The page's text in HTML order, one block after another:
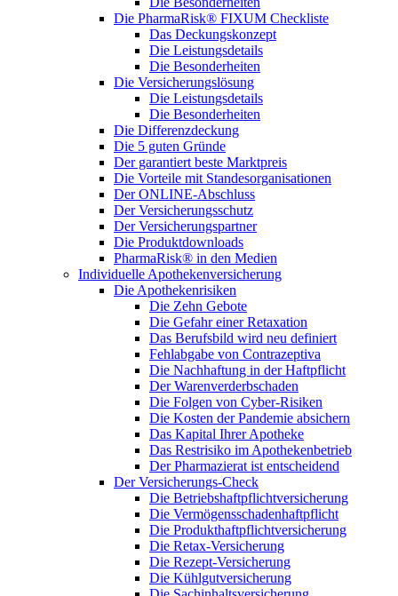
Die PharmaRisk® FIXUM Checkliste
Das Deckungskonzept
Die Leistungsdetails
Die Besonderheiten
Die Versicherungslösung
Die Leistungsdetails
Die Besonderheiten
Die Differenzdeckung
Die 5 guten Gründe
Der garantiert beste Marktpreis
Die Vorteile mit Standesorganisationen
Der ONLINE-Abschluss
Der Versicherungsschutz
Der Versicherungspartner
Die Produktdownloads
PharmaRisk® in den Medien
Individuelle Apothekenversicherung
Die Apothekenrisiken
Die Zehn Gebote
Die Gefahr einer Retaxation
Das Berufsbild wird neu definiert
Fehlabgabe von Contrazeptiva
Die Nachhaftung in der Haftpflicht
Der Warenverderbschaden
Die Folgen von Cyber-Risiken
Die Kosten der Pandemie absichern
Das Kapital Ihrer Apotheke
Das Restrisiko im Apothekenbetrieb
Der Pharmazierat ist entscheidend
Der Versicherungs-Check
Die Betriebshaftpflichtversicherung
Die Vermögensschadenhaftpflicht
Die Produkthaftpflichtversicherung
Die Retax-Versicherung
Die Rezept-Versicherung
Die Kühlgutversicherung